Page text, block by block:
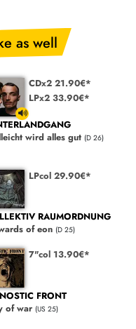
as well
CDx2 21.90€*
LPx2 33.90€*
wird alles gut (D 26)
LPcol 29.90€*
RAUMORDNUNG
of eon (D 25)
7"col 13.90€*
FRONT
of war (US 25)